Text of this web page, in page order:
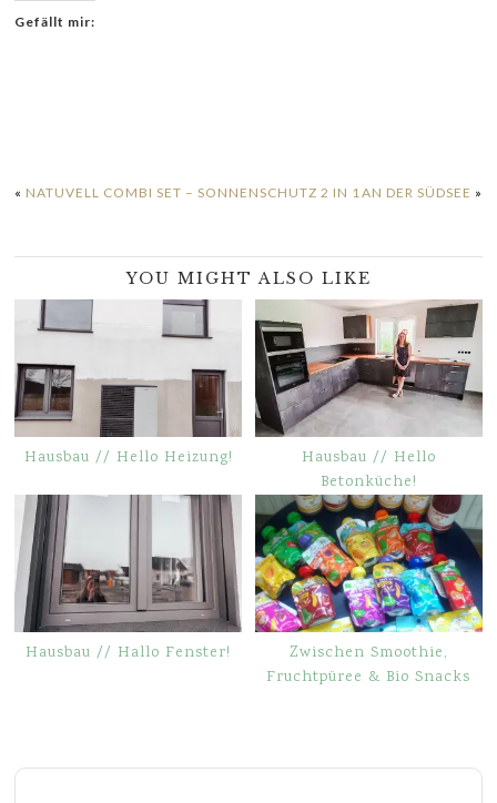
Gefällt mir:
« NATUVELL COMBI SET – SONNENSCHUTZ 2 IN 1AN DER SÜDSEE »
YOU MIGHT ALSO LIKE
Hausbau // Hello Heizung!
Hausbau // Hello
Betonküche!
Hausbau // Hallo Fenster!
Zwischen Smoothie,
Fruchtpüree & Bio Snacks